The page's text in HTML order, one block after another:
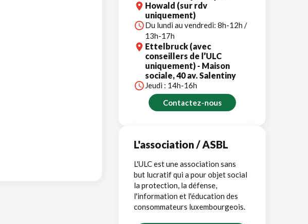
Howald (sur rdv
uniquement)
Du lundi au vendredi: 8h-12h /
13h-17h
Ettelbruck (avec
conseillers de l’ULC
uniquement) - Maison
sociale, 40 av. Salentiny
Jeudi : 14h-16h
Contactez-nous
L'association / ASBL
L'ULC est une association sans
but lucratif qui a pour objet social
la protection, la défense,
l'information et l'éducation des
consommateurs luxembourgeois.